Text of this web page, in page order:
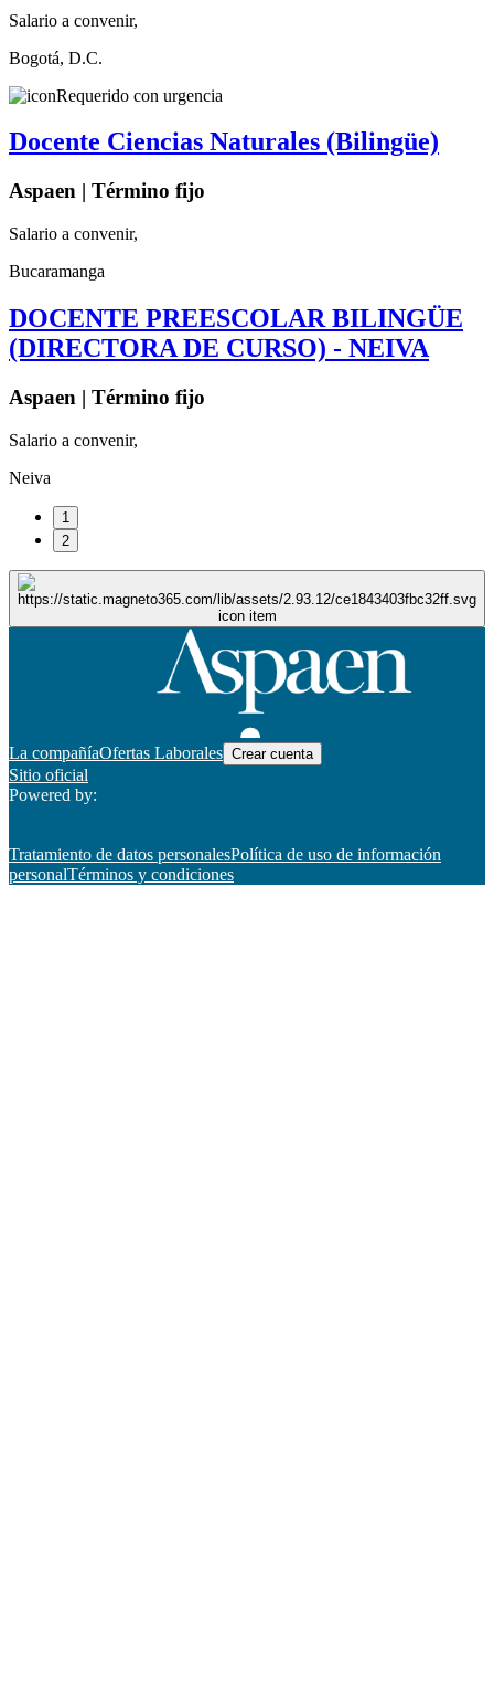
Salario a convenir,
Bogotá, D.C.
Requerido con urgencia
Docente Ciencias Naturales (Bilingüe)
Aspaen | Término fijo
Salario a convenir,
Bucaramanga
DOCENTE PREESCOLAR BILINGÜE
(DIRECTORA DE CURSO) - NEIVA
Aspaen | Término fijo
Salario a convenir,
Neiva
1
2
La compañíaOfertas Laborales Crear cuenta
Sitio oficial
Powered by:
Tratamiento de datos personalesPolítica de uso de información
personalTérminos y condiciones